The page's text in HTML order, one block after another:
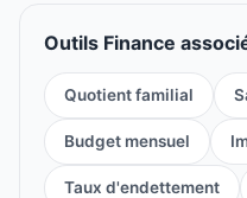
Outils Finance
Quotient familial
Budget mensuel
Taux d'endettement